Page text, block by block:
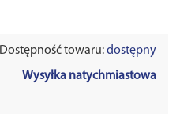
Dostępność towaru:dostępny
Wysyłka natychmiastowa